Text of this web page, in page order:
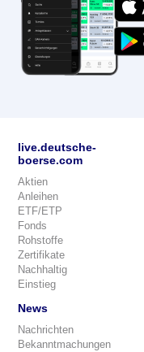
live.deutsche-
boerse.com
Aktien
Anleihen
ETF/ETP
Fonds
Rohstoffe
Zertifikate
Nachhaltig
Einstieg
News
Nachrichten
Bekanntmachungen